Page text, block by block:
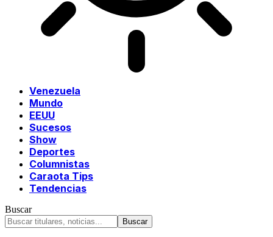
Venezuela
Mundo
EEUU
Sucesos
Show
Deportes
Columnistas
Caraota Tips
Tendencias
Buscar